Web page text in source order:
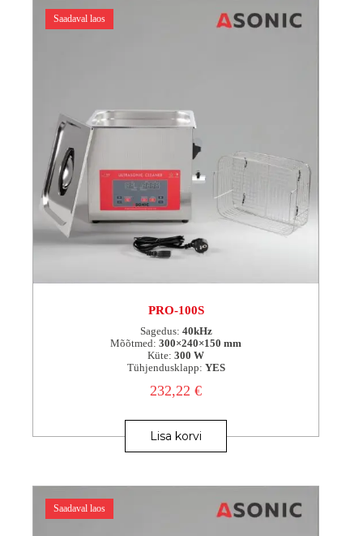
Saadaval laos
PRO-100S
Sagedus: 40kHz
Mõõtmed: 300×240×150 mm
Küte: 300 W
Tühjendusklapp: YES
232,22€
Lisa korvi
Saadaval laos